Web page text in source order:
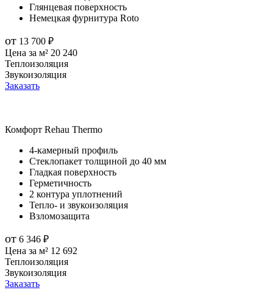
Глянцевая поверхность
Немецкая фурнитура Roto
от 13 700 ₽
Цена за м² 20 240
Теплоизоляция
Звукоизоляция
Заказать
Комфорт Rehau Thermo
4-камерный профиль
Стеклопакет толщиной до 40 мм
Гладкая поверхность
Герметичность
2 контура уплотнений
Тепло- и звукоизоляция
Взломозащита
от 6 346 ₽
Цена за м² 12 692
Теплоизоляция
Звукоизоляция
Заказать